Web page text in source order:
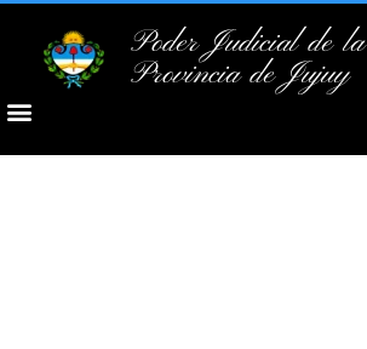
Poder Judicial de la
Provincia de Jujuy